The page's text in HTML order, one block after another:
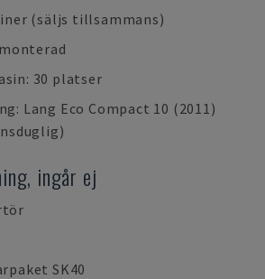
(säljs tillsammans)
30 platser
Lang Eco Compact 10 (2011)
ingår ej
SK40